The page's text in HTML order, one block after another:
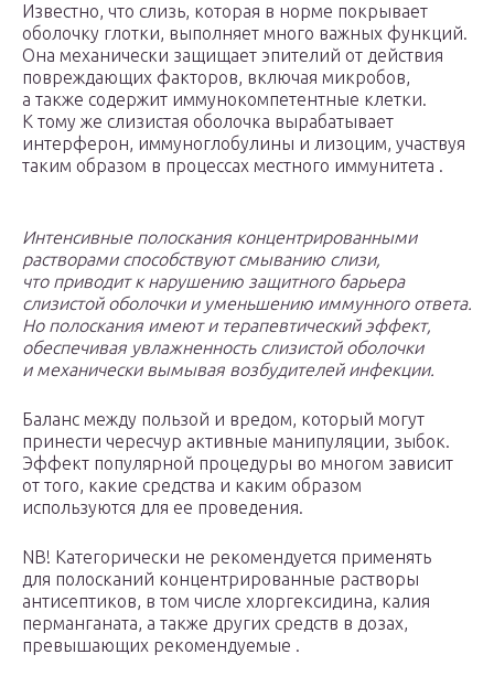
Известно, что слизь, которая в норме покрывает
оболочку глотки, выполняет много важных функций.
Она механически защищает эпителий от действия
повреждающих факторов, включая микробов,
а также содержит иммунокомпетентные клетки.
К тому же слизистая оболочка вырабатывает
интерферон, иммуноглобулины и лизоцим, участвуя
таким образом в процессах местного иммунитета .
Интенсивные полоскания концентрированными
растворами способствуют смыванию слизи,
что приводит к нарушению защитного барьера
слизистой оболочки и уменьшению иммунного ответа.
Но полоскания имеют и терапевтический эффект,
обеспечивая увлажненность слизистой оболочки
и механически вымывая возбудителей инфекции.
Баланс между пользой и вредом, который могут
принести чересчур активные манипуляции, зыбок.
Эффект популярной процедуры во многом зависит
от того, какие средства и каким образом
используются для ее проведения.
NB! Категорически не рекомендуется применять
для полосканий концентрированные растворы
антисептиков, в том числе хлоргексидина, калия
перманганата, а также других средств в дозах,
превышающих рекомендуемые .